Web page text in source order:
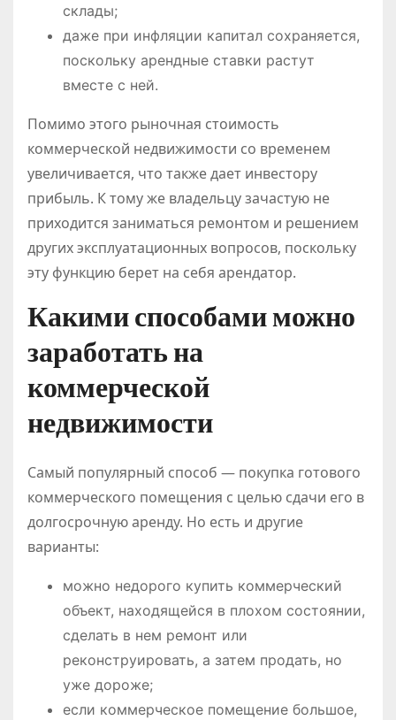
склады;
даже при инфляции капитал сохраняется,
поскольку арендные ставки растут
вместе с ней.
Помимо этого рыночная стоимость
коммерческой недвижимости со временем
увеличивается, что также дает инвестору
прибыль. К тому же владельцу зачастую не
приходится заниматься ремонтом и решением
других эксплуатационных вопросов, поскольку
эту функцию берет на себя арендатор.
Какими способами можно
заработать на
коммерческой
недвижимости
Самый популярный способ — покупка готового
коммерческого помещения с целью сдачи его в
долгосрочную аренду. Но есть и другие
варианты:
можно недорого купить коммерческий
объект, находящейся в плохом состоянии,
сделать в нем ремонт или
реконструировать, а затем продать, но
уже дороже;
если коммерческое помещение большое,